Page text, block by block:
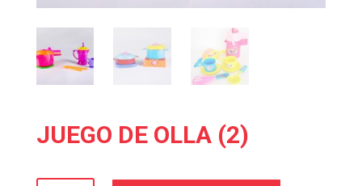
JUEGO DE OLLA (2)